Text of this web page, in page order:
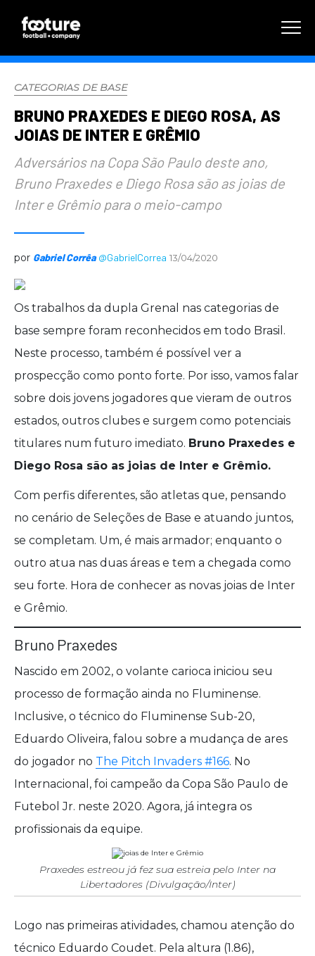
CATEGORIAS DE BASE
BRUNO PRAXEDES E DIEGO ROSA, AS
JOIAS DE INTER E GRÊMIO
Adversários na Copa São Paulo deste ano,
Bruno Praxedes e Diego Rosa são as joias de
Inter e Grêmio para o meio-campo
por Gabriel Corrêa @GabrielCorrea 13/04/2020
Os trabalhos da dupla Grenal nas categorias de
base sempre foram reconhecidos em todo Brasil.
Neste processo, também é possível ver a
prospecção como ponto forte. Por isso, vamos falar
sobre dois jovens jogadores que vieram de outros
estados, outros clubes e surgem como potenciais
titulares num futuro imediato. Bruno Praxedes e
Diego Rosa são as joias de Inter e Grêmio.
Com perfis diferentes, são atletas que, pensando
no cenário de Seleções de Base e atuando juntos,
se completam. Um, é mais armador; enquanto o
outro atua nas duas áreas e tem a chegada como
seu forte. Hora de conhecer as novas joias de Inter
e Grêmio.
Bruno Praxedes
Nascido em 2002, o volante carioca iniciou seu
processo de formação ainda no Fluminense.
Inclusive, o técnico do Fluminense Sub-20,
Eduardo Oliveira, falou sobre a mudança de ares
do jogador no The Pitch Invaders #166. No
Internacional, foi campeão da Copa São Paulo de
Futebol Jr. neste 2020. Agora, já integra os
profissionais da equipe.
Praxedes estreou já fez sua estreia pelo Inter na
Libertadores (Divulgação/Inter)
Logo nas primeiras atividades, chamou atenção do
técnico Eduardo Coudet. Pela altura (1.86),